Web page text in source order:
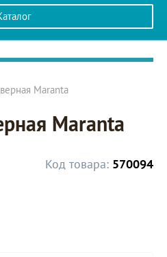
Maranta
Maranta
Код товара: 570094